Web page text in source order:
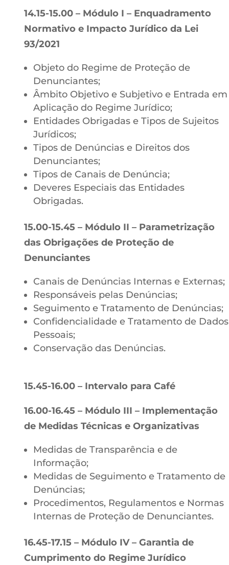
14.15-15.00 – Módulo I – Enquadramento
Normativo e Impacto Jurídico da Lei
93/2021
Objeto do Regime de Proteção de
Denunciantes;
Âmbito Objetivo e Subjetivo e Entrada em
Aplicação do Regime Jurídico;
Entidades Obrigadas e Tipos de Sujeitos
Jurídicos;
Tipos de Denúncias e Direitos dos
Denunciantes;
Tipos de Canais de Denúncia;
Deveres Especiais das Entidades
Obrigadas.
15.00-15.45 – Módulo II – Parametrização
das Obrigações de Proteção de
Denunciantes
Canais de Denúncias Internas e Externas;
Responsáveis pelas Denúncias;
Seguimento e Tratamento de Denúncias;
Confidencialidade e Tratamento de Dados
Pessoais;
Conservação das Denúncias.
15.45-16.00 – Intervalo para Café
16.00-16.45 – Módulo III – Implementação
de Medidas Técnicas e Organizativas
Medidas de Transparência e de
Informação;
Medidas de Seguimento e Tratamento de
Denúncias;
Procedimentos, Regulamentos e Normas
Internas de Proteção de Denunciantes.
16.45-17.15 – Módulo IV – Garantia de
Cumprimento do Regime Jurídico